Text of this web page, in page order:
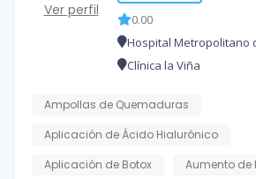
Ver perfil
0.00
Hospital Metropolitano
Clínica la Viña
Ampollas de Quemaduras
Aplicación de Ácido Hialurónico
Aplicación de Botox
Aumento de